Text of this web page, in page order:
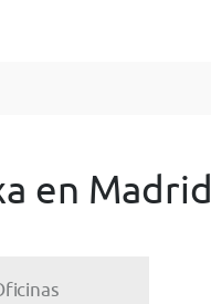
en Madrid